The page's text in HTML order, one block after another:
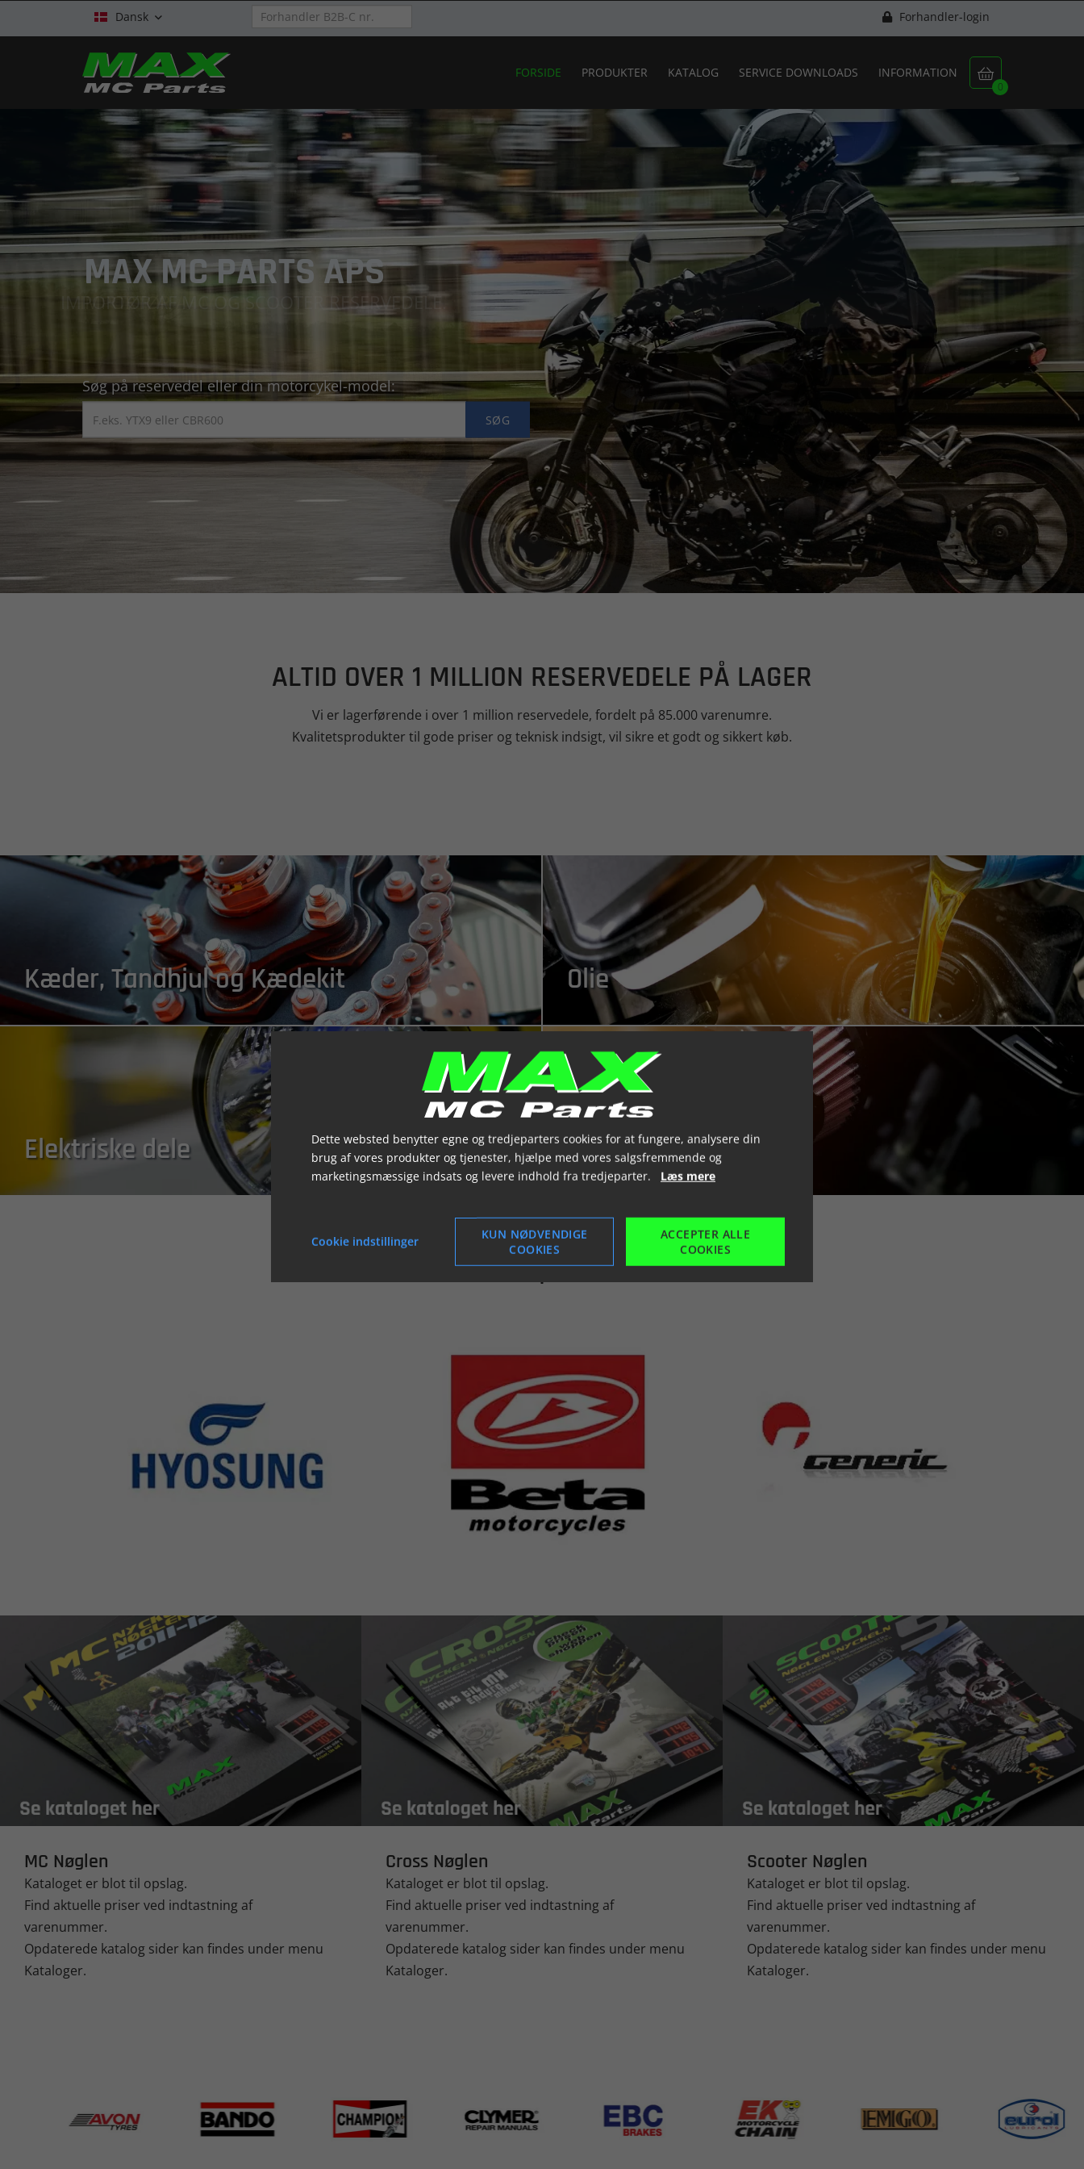
Dansk  Forhandler-login

0
FORSIDE PRODUKTER KATALOG SERVICE DOWNLOADS INFORMATION
MAX MC PARTS APS
IMPORTØR AF MC OG SCOOTER RESERVEDELE.
Søg på reservedel eller din motorcykel-model:
SØG
ALTID OVER 1 MILLION RESERVEDELE PÅ LAGER
Vi er lagerførende i over 1 million reservedele, fordelt på 85.000 varenumre.
Kvalitetsprodukter til gode priser og teknisk indsigt, vil sikre et godt og sikkert køb.
Kæder, Tandhjul og Kædekit Olie
Elektriske dele Luft- og oliefilter
.
MC Nøglen
Kataloget er blot til opslag.
Find aktuelle priser ved indtastning af
varenummer.
Opdaterede katalog sider kan findes under menu
Kataloger.
Cross Nøglen
Kataloget er blot til opslag.
Find aktuelle priser ved indtastning af
varenummer.
Opdaterede katalog sider kan findes under menu
Kataloger.
Scooter Nøglen
Kataloget er blot til opslag.
Find aktuelle priser ved indtastning af
varenummer.
Opdaterede katalog sider kan findes under menu
Kataloger.
Dette websted benytter egne og tredjeparters cookies for at fungere, analysere din
brug af vores produkter og tjenester, hjælpe med vores salgsfremmende og
marketingsmæssige indsats og levere indhold fra tredjeparter. Læs mere
Cookie indstillinger
KUN NØDVENDIGE
COOKIES
ACCEPTER ALLE
COOKIES